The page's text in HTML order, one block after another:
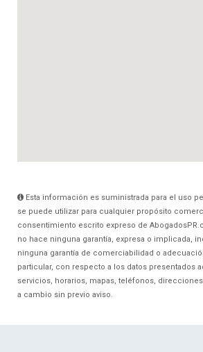
Esta información es suministrada para el uso
se puede utilizar para cualquier propósito
consentimiento escrito expreso de
no hace ninguna garantía, expresa o implicada,
ninguna garantía de comerciabilidad o
particular, con respecto a los datos presentados
servicios, horarios, mapas, teléfonos,
a cambio sin previo aviso.